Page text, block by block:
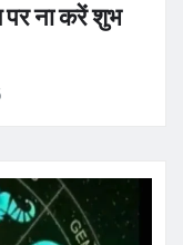
पर ना करें शुभ